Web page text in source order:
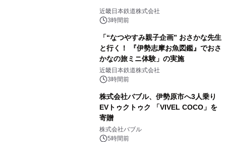
近畿日本鉄道株式会社
3時間前
「“なつやすみ親子企画” おさかな先生
と行く！ 『伊勢志摩お魚図鑑』でおさ
かなの旅ミニ体験」の実施
近畿日本鉄道株式会社
3時間前
株式会社バブル、伊勢原市へ3人乗り
EVトゥクトゥク 「VIVEL COCO」を
寄贈
株式会社バブル
5時間前